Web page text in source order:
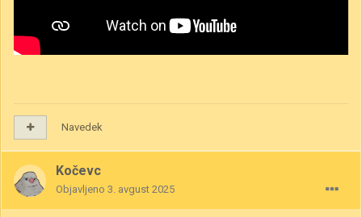
Navedek
Kočevc
Objavljeno 3. avgust 2025